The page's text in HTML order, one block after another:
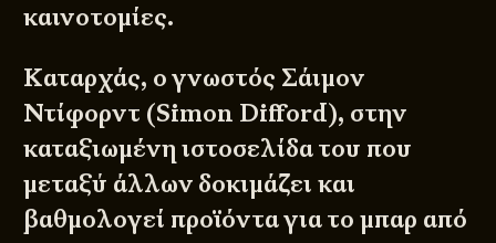
καινοτομίες.
Καταρχάς, ο γνωστός Σάιμον
Ντίφορντ (Simon Difford), στην
καταξιωμένη ιστοσελίδα του που
μεταξύ άλλων δοκιμάζει και
βαθμολογεί προϊόντα για το μπαρ από